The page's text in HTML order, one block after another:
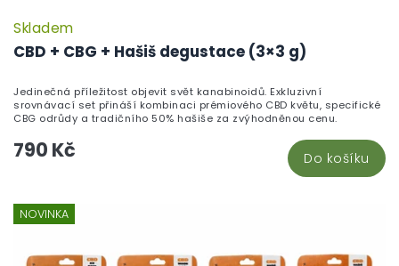
CBD + CBG + Hašiš degustace (3×3 g)
Skladem
790 Kč Do košíku
Jedinečná příležitost objevit svět kanabinoidů. Exkluzivní
srovnávací set přináší kombinaci prémiového CBD květu, specifické
CBG odrůdy a tradičního 50% hašiše za zvýhodněnou cenu.
NOVINKA